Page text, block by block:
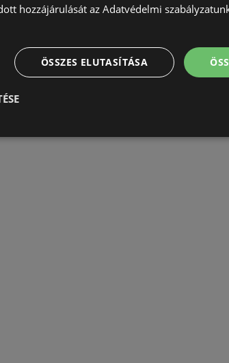
hozzájárulását az Adatvédelmi
ÖSSZES ELUTASÍTÁSA